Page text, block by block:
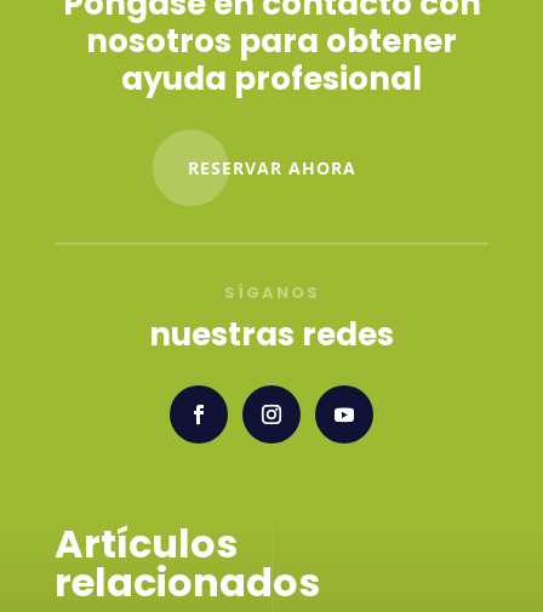
nosotros para obtener
ayuda profesional
RESERVAR AHORA
SÍGANOS
nuestras redes
Artículos
relacionados